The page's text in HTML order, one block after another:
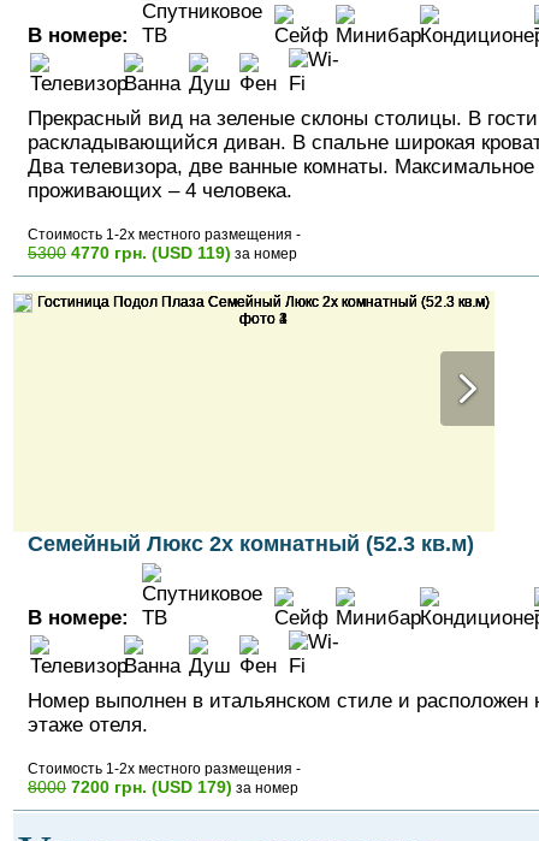
В номере:
Прекрасный вид на зеленые склоны столицы. В
раскладывающийся диван. В спальне широкая
Два телевизора, две ванные комнаты. Максимальное
проживающих – 4 человека.
Стоимость 1-2х местного размещения -
5300 4770 грн. (USD 119) за номер
Семейный Люкс 2х комнатный (52.3 кв.м)
В номере:
Номер выполнен в итальянском стиле и расположен
этаже отеля.
Стоимость 1-2х местного размещения -
8000 7200 грн. (USD 179) за номер